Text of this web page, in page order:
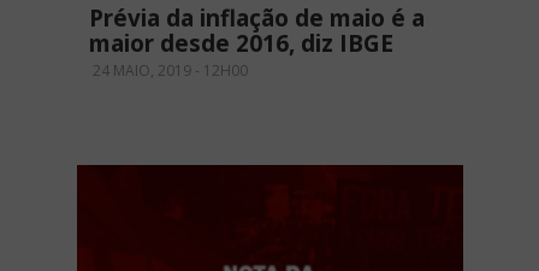
Prévia da inflação de maio é a
maior desde 2016, diz IBGE
24 MAIO, 2019 - 12H00